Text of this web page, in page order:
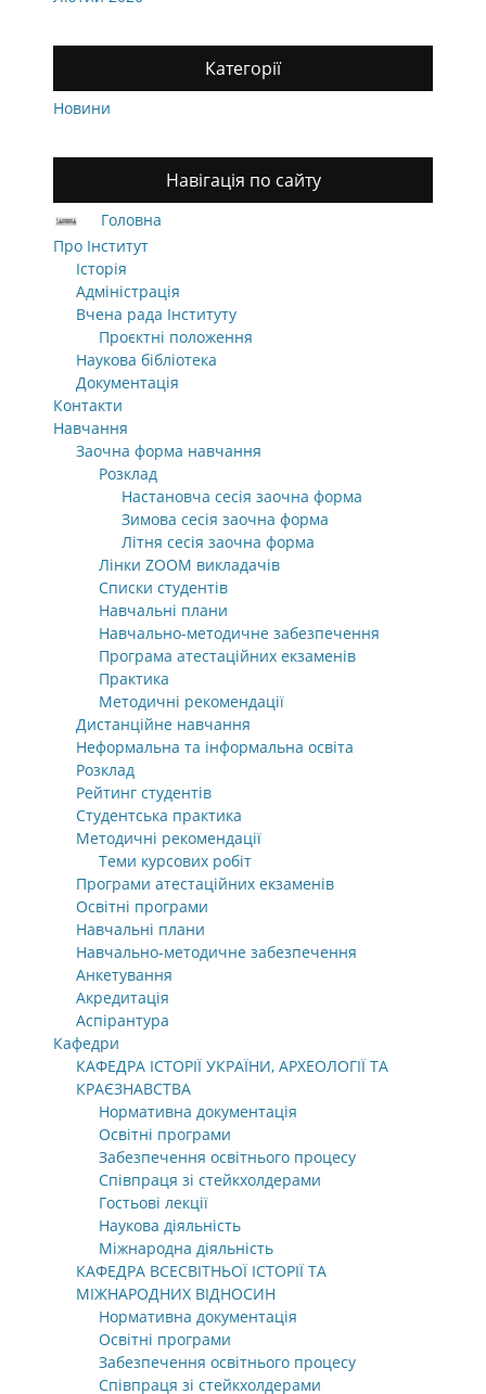
Категорії
Новини
Навігація по сайту
Головна
Про Інститут
Історія
Адміністрація
Вчена рада Інституту
Проєктні положення
Наукова бібліотека
Документація
Контакти
Навчання
Заочна форма навчання
Розклад
Настановча сесія заочна форма
Зимова сесія заочна форма
Літня сесія заочна форма
Лінки ZOOM викладачів
Списки студентів
Навчальні плани
Навчально-методичне забезпечення
Програма атестаційних екзаменів
Практика
Методичні рекомендації
Дистанційне навчання
Неформальна та інформальна освіта
Розклад
Рейтинг студентів
Студентська практика
Методичні рекомендації
Теми курсових робіт
Програми атестаційних екзаменів
Освітні програми
Навчальні плани
Навчально-методичне забезпечення
Анкетування
Акредитація
Аспірантура
Кафедри
КАФЕДРА ІСТОРІЇ УКРАЇНИ, АРХЕОЛОГІЇ ТА
КРАЄЗНАВСТВА
Нормативна документація
Освітні програми
Забезпечення освітнього процесу
Співпраця зі стейкхолдерами
Гостьові лекції
Наукова діяльність
Міжнародна діяльність
КАФЕДРА ВСЕСВІТНЬОЇ ІСТОРІЇ ТА
МІЖНАРОДНИХ ВІДНОСИН
Нормативна документація
Освітні програми
Забезпечення освітнього процесу
Співпраця зі стейкхолдерами